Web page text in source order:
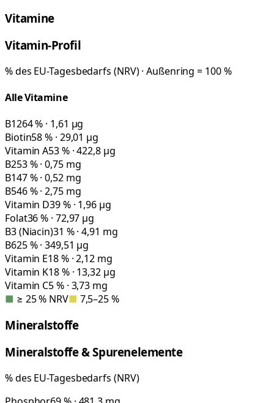
Vitamine
Vitamin-Profil
% des EU-Tagesbedarfs (NRV) · Außenring = 100 %
Alle Vitamine
B1264 % · 1,61 µg
Biotin58 % · 29,01 µg
Vitamin A53 % · 422,8 µg
B253 % · 0,75 mg
B147 % · 0,52 mg
B546 % · 2,75 mg
Vitamin D39 % · 1,96 µg
Folat36 % · 72,97 µg
B3 (Niacin)31 % · 4,91 mg
B625 % · 349,51 µg
Vitamin E18 % · 2,12 mg
Vitamin K18 % · 13,32 µg
Vitamin C5 % · 3,73 mg
■ ≥ 25 % NRV■ 7,5–25 %
Mineralstoffe
Mineralstoffe & Spurenelemente
% des EU-Tagesbedarfs (NRV)